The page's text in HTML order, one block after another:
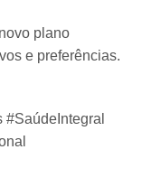
plano
e preferências.